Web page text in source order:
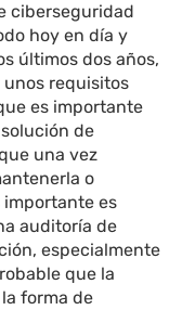
ciberseguridad
hoy en día y
últimos dos años,
requisitos
es importante
de
una vez
o
importante es
auditoría de
especialmente
que la
forma de